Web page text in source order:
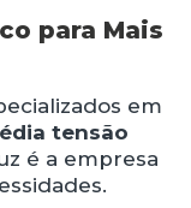
para Mais
em
tensão
é a empresa